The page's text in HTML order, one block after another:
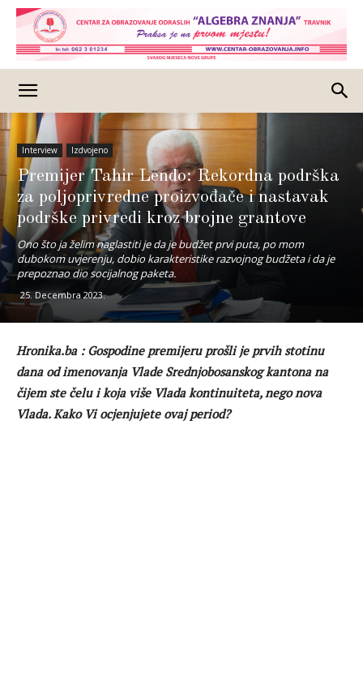
Interview Izdvojeno
Premijer Tahir Lendo: Rekordna podrška
za poljoprivredne proizvođače i nastavak
podrške privredi kroz brojne grantove
Ono što ja želim naglastiti je da je budžet prvi puta, po mom
dubokom uvjerenju, dobio karakteristike razvojnog budžeta i da je
prepoznao dio socijalnog paketa.
25. Decembra 2023.
Hronika.ba : Gospodine premijeru prošli je prvih stotinu
dana od imenovanja Vlade Srednjobosanskog kantona na
čijem ste čelu i koja više Vlada kontinuiteta, nego nova
Vlada. Kako Vi ocjenjujete ovaj period?